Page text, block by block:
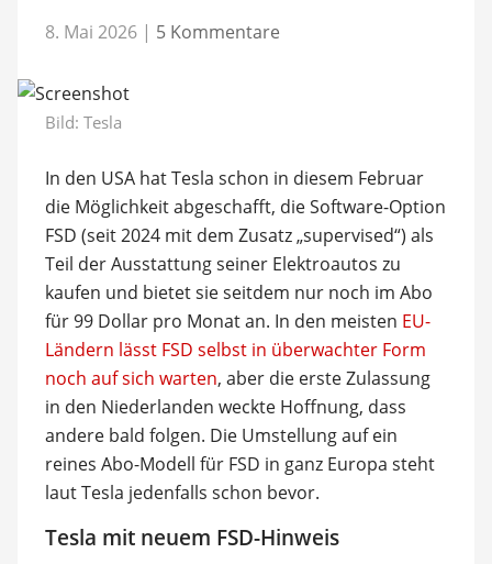
8. Mai 2026 | 5 Kommentare
Bild: Tesla
In den USA hat Tesla schon in diesem Februar
die Möglichkeit abgeschafft, die Software-Option
FSD (seit 2024 mit dem Zusatz „supervised“) als
Teil der Ausstattung seiner Elektroautos zu
kaufen und bietet sie seitdem nur noch im Abo
für 99 Dollar pro Monat an. In den meisten EU-
Ländern lässt FSD selbst in überwachter Form
noch auf sich warten, aber die erste Zulassung
in den Niederlanden weckte Hoffnung, dass
andere bald folgen. Die Umstellung auf ein
reines Abo-Modell für FSD in ganz Europa steht
laut Tesla jedenfalls schon bevor.
Tesla mit neuem FSD-Hinweis